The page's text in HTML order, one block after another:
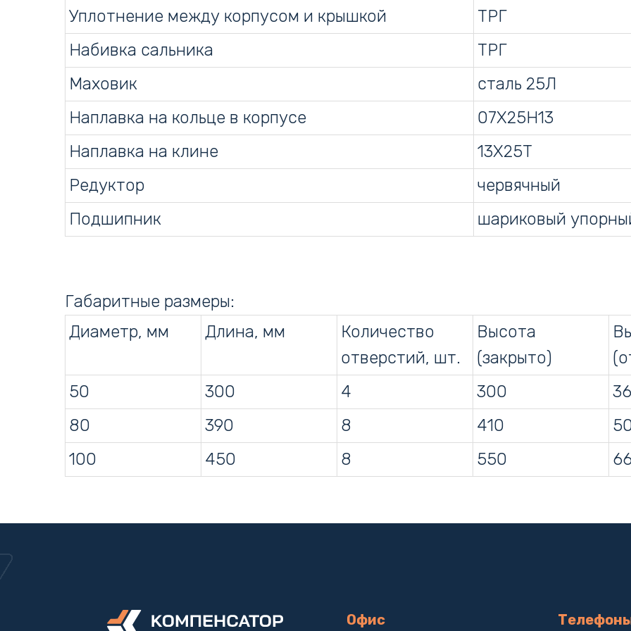
Уплотнение между корпусом и крышкой
ТРГ
Набивка сальника
ТРГ
Маховик
сталь 25Л
Наплавка на кольце в корпусе
07Х25Н13
Наплавка на клине
13Х25Т
Редуктор
червячный
Подшипник
шариковый
Габаритные размеры:
Диаметр, мм
Длина, мм
Количество
отверстий, шт.
Высота
(закрыто)
50
300 4 300
80
390 8 410
100
450 8 550
Офис